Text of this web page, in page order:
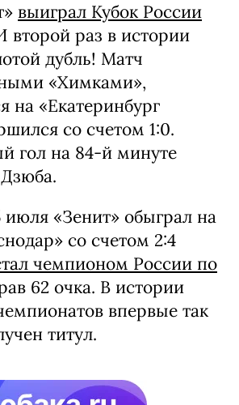
выиграл Кубок России
второй раз в истории
дубль! Матч
«Химками»,
на «Екатеринбург
со счетом 1:0.
гол на 84-й минуте
«Зенит» обыграл на
со счетом 2:4
чемпионом России по
62 очка. В истории
впервые так
титул.